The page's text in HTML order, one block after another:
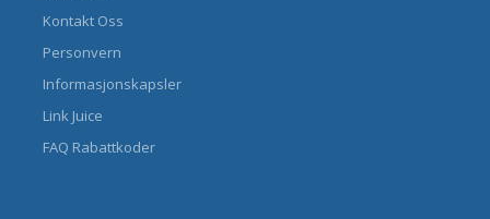
Kontakt Oss
Personvern
Informasjonskapsler
Link Juice
FAQ Rabattkoder